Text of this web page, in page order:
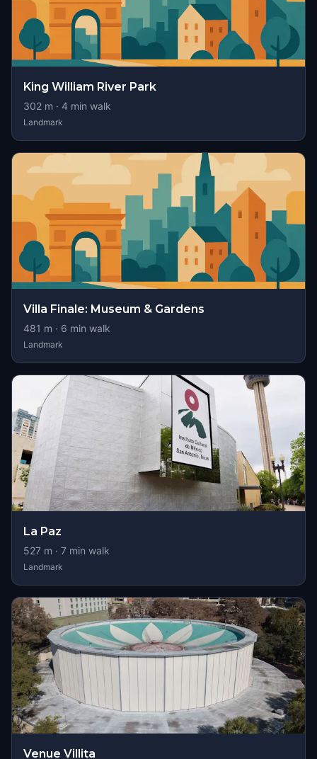
King William River Park
302 m · 4 min walk
Landmark
Villa Finale: Museum & Gardens
481 m · 6 min walk
Landmark
La Paz
527 m · 7 min walk
Landmark
Venue Villita